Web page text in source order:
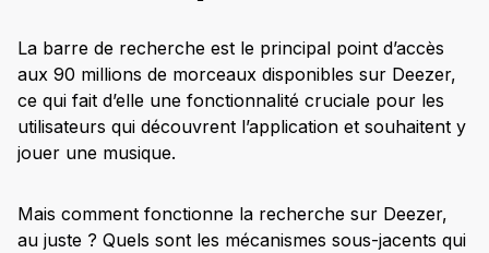
La barre de recherche est le principal point d’accès
aux 90 millions de morceaux disponibles sur Deezer,
ce qui fait d’elle une fonctionnalité cruciale pour les
utilisateurs qui découvrent l’application et souhaitent y
jouer une musique.
Mais comment fonctionne la recherche sur Deezer,
au juste ? Quels sont les mécanismes sous-jacents qui